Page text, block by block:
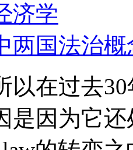
济学
国法治概
以在过去
是因为它